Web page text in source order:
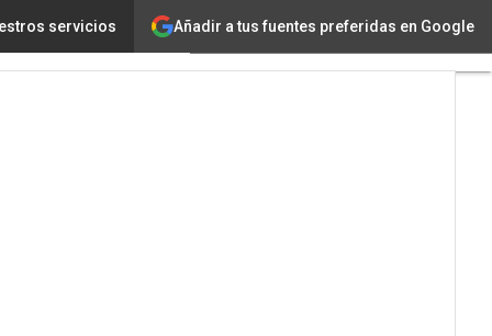
Añadir a tus fuentes preferidas en Google
servicios